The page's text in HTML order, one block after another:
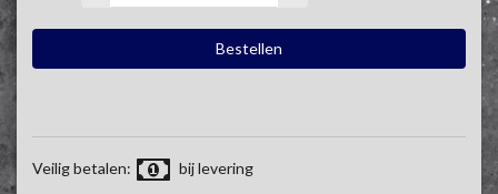
Veilig betalen: bij levering